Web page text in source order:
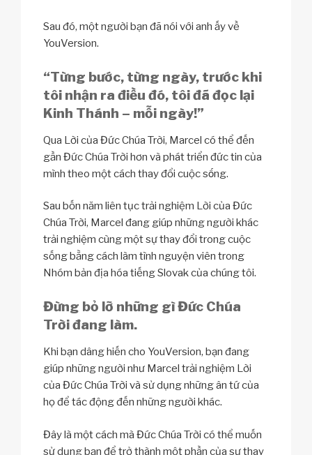
Sau đó, một người bạn đã nói với anh ấy về
YouVersion.
“Từng bước, từng ngày, trước khi
tôi nhận ra điều đó, tôi đã đọc lại
Kinh Thánh – mỗi ngày!”
Qua Lời của Đức Chúa Trời, Marcel có thể đến
gần Đức Chúa Trời hơn và phát triển đức tin của
mình theo một cách thay đổi cuộc sống.
Sau bốn năm liên tục trải nghiệm Lời của Đức
Chúa Trời, Marcel đang giúp những người khác
trải nghiệm cùng một sự thay đổi trong cuộc
sống bằng cách làm tình nguyện viên trong
Nhóm bản địa hóa tiếng Slovak của chúng tôi.
Đừng bỏ lỡ những gì Đức Chúa
Trời đang làm.
Khi bạn dâng hiến cho YouVersion, bạn đang
giúp những người như Marcel trải nghiệm Lời
của Đức Chúa Trời và sử dụng những ân tứ của
họ để tác động đến những người khác.
Đây là một cách mà Đức Chúa Trời có thể muốn
sử dụng bạn để trở thành một phần của sự thay